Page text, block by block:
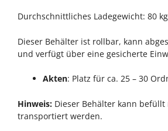
Durchschnittliches Ladegewicht: 80 kg
Dieser Behälter ist rollbar, kann
und verfügt über eine gesicherte
Akten: Platz für ca. 25 – 30
Hinweis: Dieser Behälter kann
transportiert werden.